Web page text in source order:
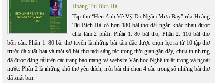
Hoàng Thị Bích Hà
Tập thơ “Hẹn Anh Về Vỹ Dạ Ngắm Mưa Bay” của Hoàng
Thị Bích Hà có hơn 180 bài thơ dài ngắn khác nhau được
chia làm 2 phần: Phần 1: 80 bài thơ, Phần 2: 116 bài thơ
bốn câu. Phần 1: 80 bài thơ tuyển là những bài tâm đắc được chọn lọc ra từ 10 tập thơ
trước đã xuất bản và một số bài thơ mới sáng tác trong thời gian gần đây, chưa in nhưng
đã được đăng tải trên các trang báo mạng và website Văn học Nghệ thuật trong và ngoài
nước. Phần 2 là những khổ thơ yêu thích, mỗi bài chỉ chon 4 câu trong số những bài thơ
đã xuất bản.